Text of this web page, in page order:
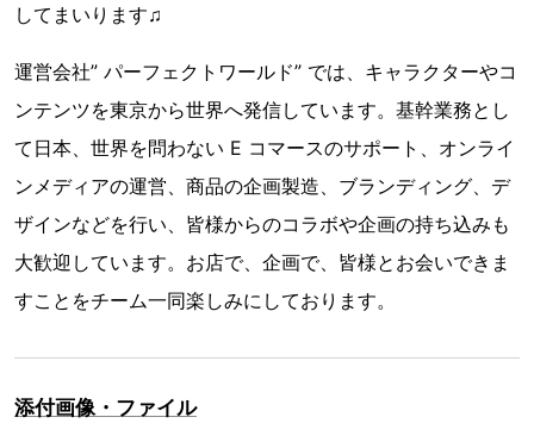
してまいります♫
運営会社” パーフェクトワールド” では、キャラクターやコ
ンテンツを東京から世界へ発信しています。基幹業務とし
て日本、世界を問わない E コマースのサポート、オンライ
ンメディアの運営、商品の企画製造、ブランディング、デ
ザインなどを行い、皆様からのコラボや企画の持ち込みも
大歓迎しています。お店で、企画で、皆様とお会いできま
すことをチーム一同楽しみにしております。
添付画像・ファイル